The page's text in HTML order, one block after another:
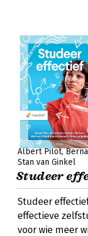
Albert Pilot
Stan van Ginkel
Studeer
Studeer
effectieve
voor wie meer